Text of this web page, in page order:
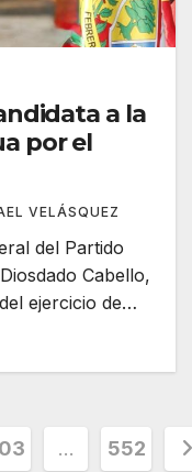
a la
por el
VELÁSQUEZ
del Partido
Cabello,
ejercicio de…
… 552